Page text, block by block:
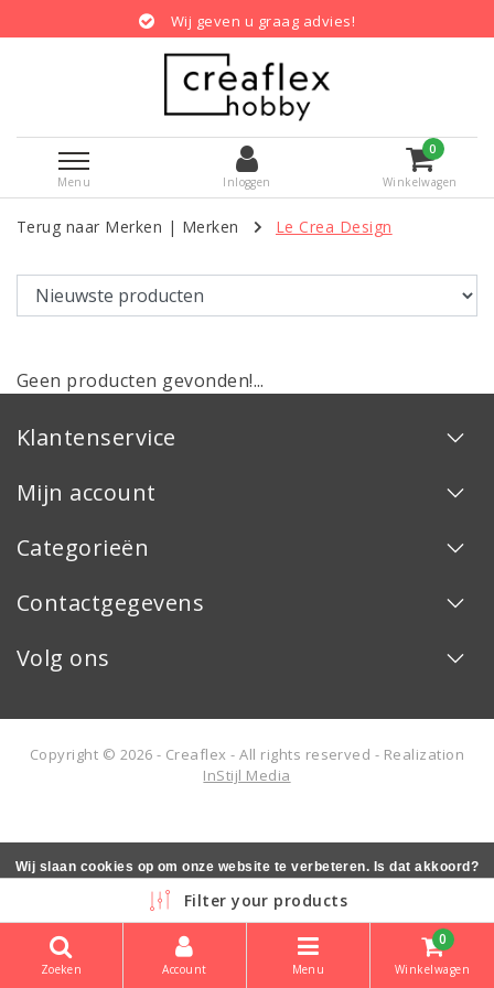
Wij geven u graag advies!
Menu Inloggen
0
Winkelwagen
Terug naar Merken | Merken Le Crea Design
Geen producten gevonden!...
Klantenservice
Mijn account
Categorieën
Contactgegevens
Volg ons
Copyright © 2026 - Creaflex - All rights reserved - Realization
InStijl Media
Filter your products
Zoeken Account Menu
0
Winkelwagen
Wij slaan cookies op om onze website te verbeteren. Is dat akkoord?
Nee Meer over cookies »